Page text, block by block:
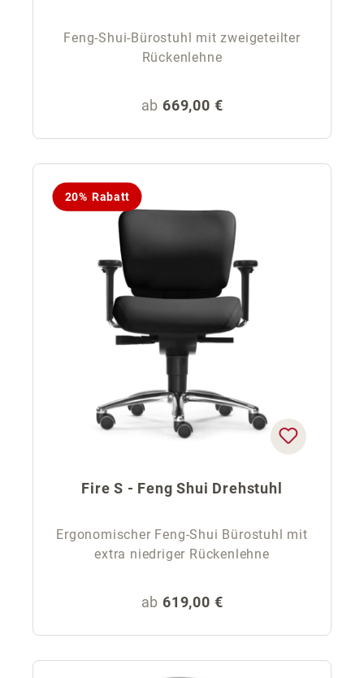
Feng-Shui-Bürostuhl mit zweigeteilter
Rückenlehne
Regulärer Preis:
ab 669,00 €
20% Rabatt
Fire S - Feng Shui Drehstuhl
Ergonomischer Feng-Shui Bürostuhl mit
extra niedriger Rückenlehne
Regulärer Preis:
ab 619,00 €